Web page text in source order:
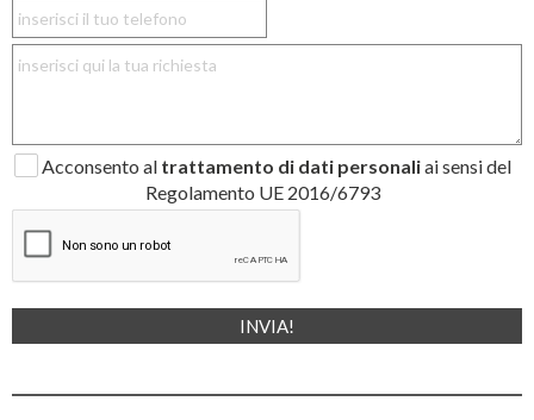
Acconsento al trattamento di dati personaliai sensi del
Regolamento UE 2016/6793